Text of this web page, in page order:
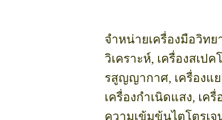
จำหน่ายเครื่องมือวิท
วิเคราะห์, เครื่องสเป
รสูญญากาศ, เครื่องแ
เครื่องกำเนิดแสง, เครื่
ความเข้มข้นไตโตรเจ